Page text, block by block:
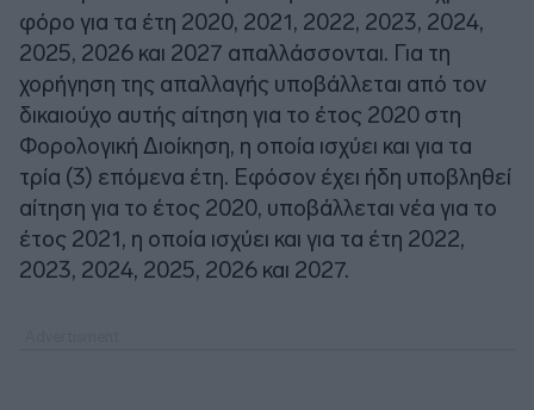
φόρο για τα έτη 2020, 2021, 2022, 2023, 2024,
2025, 2026 και 2027 απαλλάσσονται. Για τη
χορήγηση της απαλλαγής υποβάλλεται από τον
δικαιούχο αυτής αίτηση για το έτος 2020 στη
Φορολογική Διοίκηση, η οποία ισχύει και για τα
τρία (3) επόμενα έτη. Εφόσον έχει ήδη υποβληθεί
αίτηση για το έτος 2020, υποβάλλεται νέα για το
έτος 2021, η οποία ισχύει και για τα έτη 2022,
2023, 2024, 2025, 2026 και 2027.